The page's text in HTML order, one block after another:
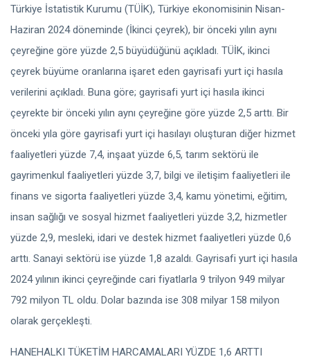
Türkiye İstatistik Kurumu (TÜİK), Türkiye ekonomisinin Nisan-
Haziran 2024 döneminde (İkinci çeyrek), bir önceki yılın aynı
çeyreğine göre yüzde 2,5 büyüdüğünü açıkladı. TÜİK, ikinci
çeyrek büyüme oranlarına işaret eden gayrisafi yurt içi hasıla
verilerini açıkladı. Buna göre; gayrisafi yurt içi hasıla ikinci
çeyrekte bir önceki yılın aynı çeyreğine göre yüzde 2,5 arttı. Bir
önceki yıla göre gayrisafi yurt içi hasılayı oluşturan diğer hizmet
faaliyetleri yüzde 7,4, inşaat yüzde 6,5, tarım sektörü ile
gayrimenkul faaliyetleri yüzde 3,7, bilgi ve iletişim faaliyetleri ile
finans ve sigorta faaliyetleri yüzde 3,4, kamu yönetimi, eğitim,
insan sağlığı ve sosyal hizmet faaliyetleri yüzde 3,2, hizmetler
yüzde 2,9, mesleki, idari ve destek hizmet faaliyetleri yüzde 0,6
arttı. Sanayi sektörü ise yüzde 1,8 azaldı. Gayrisafi yurt içi hasıla
2024 yılının ikinci çeyreğinde cari fiyatlarla 9 trilyon 949 milyar
792 milyon TL oldu. Dolar bazında ise 308 milyar 158 milyon
olarak gerçekleşti.
HANEHALKI TÜKETİM HARCAMALARI YÜZDE 1,6 ARTTI